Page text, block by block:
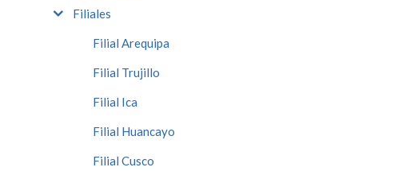
Filiales
Filial Arequipa
Filial Trujillo
Filial Ica
Filial Huancayo
Filial Cusco